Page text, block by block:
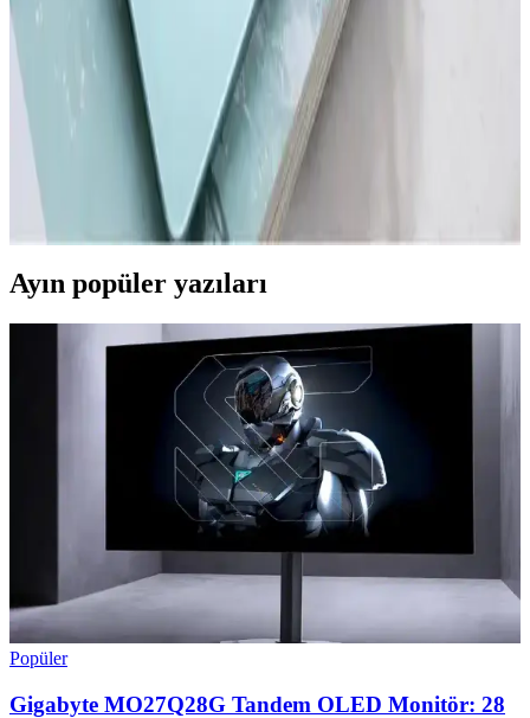
Akıllı telefon ve tabletlerde düzenli dosya temizliği, cihaz
performansını artırır ve depolama alanını genişletir. Güvenilir araçlar
ve doğru yöntemlerle gereksiz dosyalardan kurtulun.
Redmi'nin En Yeni Akıllı Telefon Modeli Hakkında
Güncel Bilgiler ve Beklentiler
Redmi'nin yeni modeli hakkında kesin detaylar henüz açıklanmadı,
ancak teknolojik gelişmeler ve piyasa stratejileri yüksek performans
ve yenilik vaat ediyor.
Ayın popüler yazıları
Popüler
Gigabyte MO27Q28G Tandem OLED Monitör: 28